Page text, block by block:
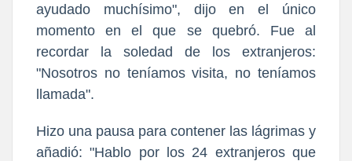
ayudado muchísimo", dijo en el único
momento en el que se quebró. Fue al
recordar la soledad de los extranjeros:
"Nosotros no teníamos visita, no teníamos
llamada".
Hizo una pausa para contener las lágrimas y
añadió: "Hablo por los 24 extranjeros que